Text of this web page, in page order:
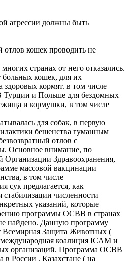
агрессии должны быть
отлов кошек проводить не
странах от него отказались.
кошек, для их
здоровых кормят. в том числе
Турции и Польше для бездомных
и кормушки, в том числе
для собак, в первую
бешенства гуманным
отлов с
Основное внимание, по
Здравоохранения,
массовой вакцинации
в том числе
сук предлагается, как
стабилизации численности
указаний, которые
программы ОСВВ в странах
найдено. Данную программу
Всемирная Защита Животных (
коалиция ICAM и
организаций. Программа ОСВВ
в России , Казахстане ( на